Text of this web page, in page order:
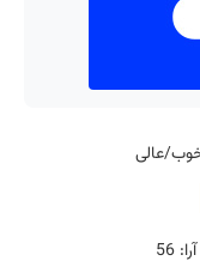
عالی
56